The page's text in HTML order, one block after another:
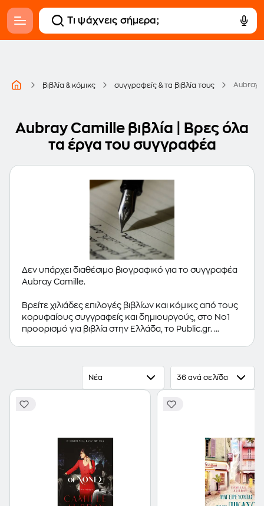
βιβλία & κόμικς συγγραφείς & τα βιβλία τους Aubray
Aubray Camille βιβλία | Βρες όλα
τα έργα του συγγραφέα
Δεν υπάρχει διαθέσιμο βιογραφικό για το συγγραφέα
Aubray Camille.
Βρείτε χιλιάδες επιλογές βιβλίων και κόμικς από τους
κορυφαίους συγγραφείς και δημιουργούς, στο Νο1
προορισμό για βιβλία στην Ελλάδα, το Public.gr.
Ξενόγλωσσα Βιβλία,Κόμικς
Νέα 36 ανά σελίδα